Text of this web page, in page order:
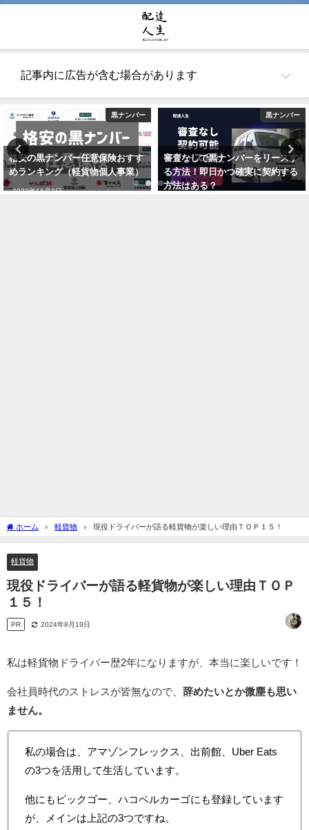
記事内に広告が含む場合があります
黒ナンバー
審査なしで黒ナンバーをリースす
る方法！即日かつ確実に契約する
方法はある？
アマゾンフレック
アマゾンフレックスの手取りで
らせるの？現役配達員が単価や
費からシュミレーション解説
ホーム 軽貨物 現役ドライバーが語る軽貨物が楽しい理由ＴＯＰ１５！
軽貨物
現役ドライバーが語る軽貨物が楽しい理由ＴＯＰ
１５！
PR 2024年8月19日
私は軽貨物ドライバー歴2年になりますが、本当に楽しいです！
会社員時代のストレスが皆無なので、 辞めたいとか微塵も思い
ません。
私の場合は、アマゾンフレックス、出前館、Uber Eats
の3つを活用して生活しています。
他にもピックゴー、ハコベルカーゴにも登録しています
が、メインは上記の3つですね。